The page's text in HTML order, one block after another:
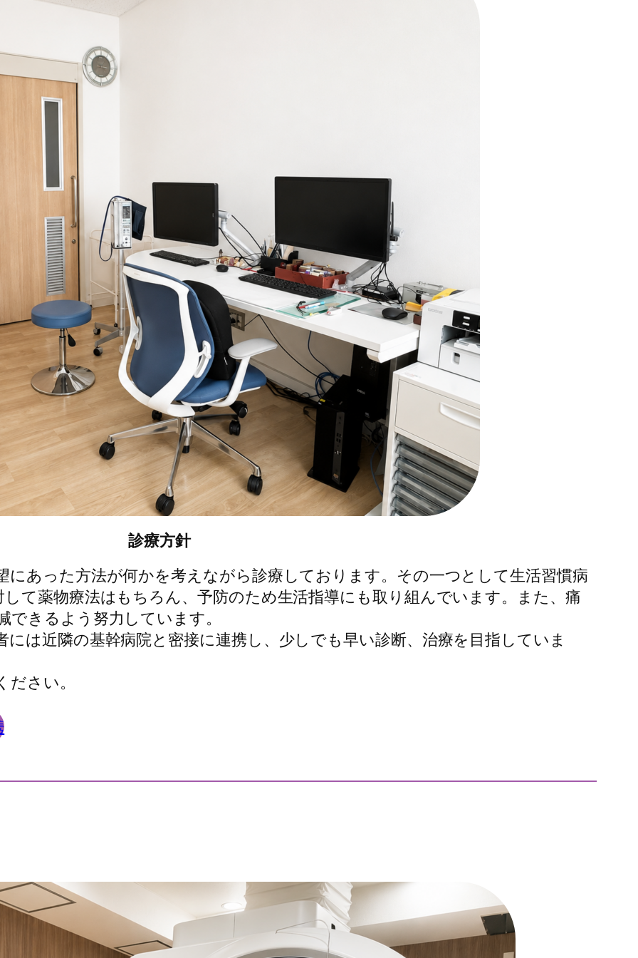
診療方針
あった方法が何かを考えながら診療しております。その一つとして生活習慣病
て薬物療法はもちろん、予防のため生活指導にも取り組んでいます。また、痛
きるよう努力しています。
は近隣の基幹病院と密接に連携し、少しでも早い診断、治療を目指していま
さい。